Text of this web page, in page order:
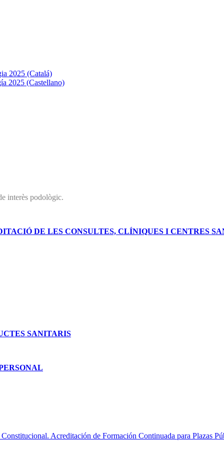
2025 (Catalá)
2025 (Castellano)
interès podològic.
DE LES CONSULTES, CLÍNIQUES I CENTRES
SANITARIS
Acreditación de Formación Continuada para Plazas